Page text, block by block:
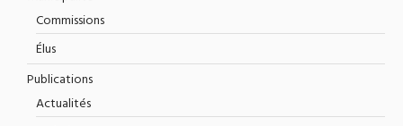
Commissions
Élus
Publications
Actualités